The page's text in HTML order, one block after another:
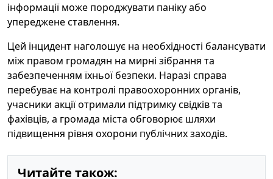
інформації може породжувати паніку або
упереджене ставлення.
Цей інцидент наголошує на необхідності балансувати
між правом громадян на мирні зібрання та
забезпеченням їхньої безпеки. Наразі справа
перебуває на контролі правоохоронних органів,
учасники акції отримали підтримку свідків та
фахівців, а громада міста обговорює шляхи
підвищення рівня охорони публічних заходів.
Читайте також: